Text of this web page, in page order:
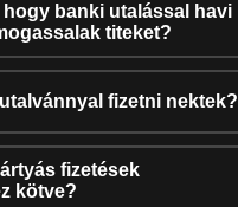
hogy banki utalással havi
titeket?
fizetni nektek?
fizetések
kötve?